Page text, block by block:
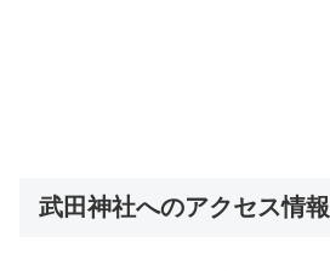
武田神社へのアクセス情報